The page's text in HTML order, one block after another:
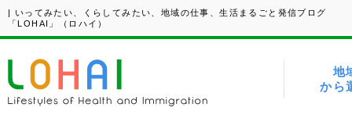
| いってみたい、くらしてみたい、地域の仕事、生活まるごと発信ブログ
「LOHAI」（ロハイ）
地
から